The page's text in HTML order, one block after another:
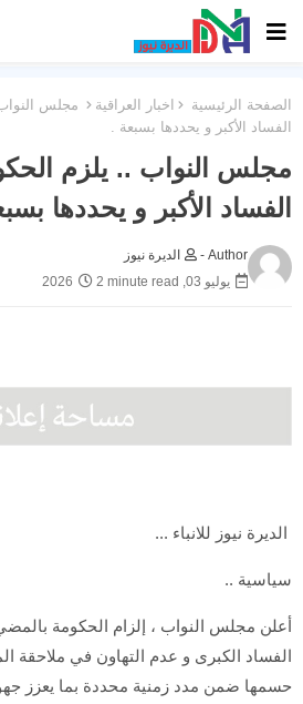
الصفحة الرئيسية اخبار العراقية
مجلس
الفساد الأكبر و يحددها بسبعة .
مجلس النواب .. يلزم
الفساد الأكبر و يحددها
Author -
الديرة نيوز
يوليو 03, 2026
2 minute read
الديرة نيوز للانباء ...
سياسية ..
أعلن مجلس النواب ، إلزام الحكومة
الفساد الكبرى و عدم التهاون في ملاحقة
حسمها ضمن مدد زمنية محددة بما يعزز